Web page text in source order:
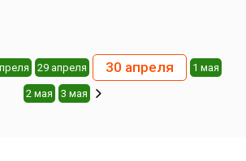
29 апреля 30 апреля 1 мая
2 мая 3 мая